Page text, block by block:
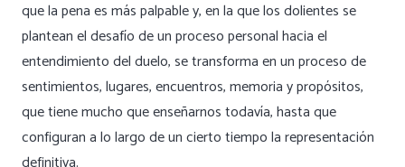
que la pena es más palpable y, en la que los dolientes se
plantean el desafío de un proceso personal hacia el
entendimiento del duelo, se transforma en un proceso de
sentimientos, lugares, encuentros, memoria y propósitos,
que tiene mucho que enseñarnos todavía, hasta que
configuran a lo largo de un cierto tiempo la representación